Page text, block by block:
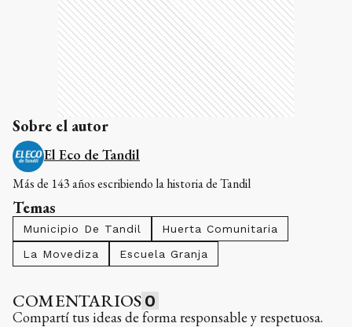
Sobre el autor
El Eco de Tandil
Más de 143 años escribiendo la historia de Tandil
Temas
Municipio De Tandil
Huerta Comunitaria
La Movediza
Escuela Granja
COMENTARIOS 0
Compartí tus ideas de forma responsable y respetuosa.